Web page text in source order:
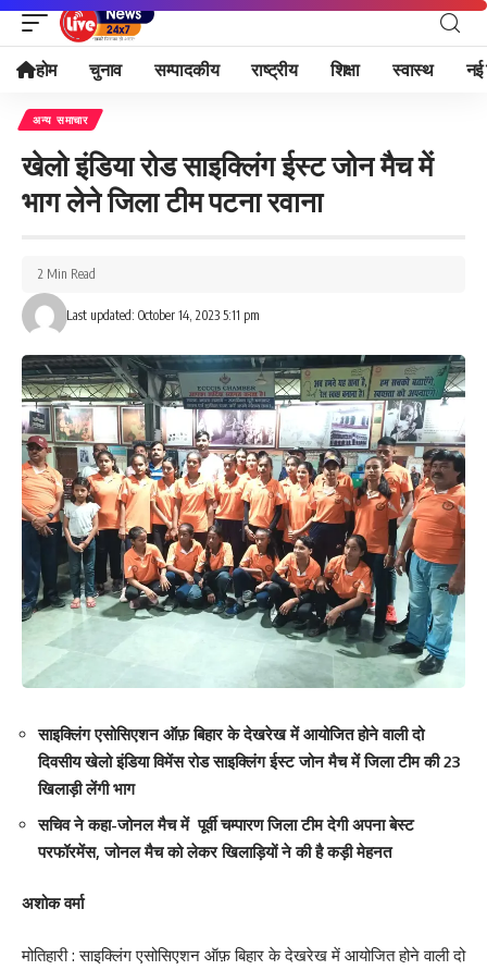
होम चुनाव सम्पादकीय राष्ट्रीय शिक्षा स्वास्थ नई
अन्य समाचार
खेलो इंडिया रोड साइक्लिंग ईस्ट जोन मैच में
भाग लेने जिला टीम पटना रवाना
Last updated: October 14, 2023 5:11 pm
2 Min Read
साइक्लिंग एसोसिएशन ऑफ़ बिहार के देखरेख में आयोजित होने वाली दो
दिवसीय खेलो इंडिया विमेंस रोड साइक्लिंग ईस्ट जोन मैच में जिला टीम की 23
खिलाड़ी लेंगी भाग
सचिव ने कहा-जोनल मैच में पूर्वी चम्पारण जिला टीम देगी अपना बेस्ट
परफॉरमेंस, जोनल मैच को लेकर खिलाड़ियों ने की है कड़ी मेहनत
अशोक वर्मा
मोतिहारी : साइक्लिंग एसोसिएशन ऑफ़ बिहार के देखरेख में आयोजित होने वाली दो